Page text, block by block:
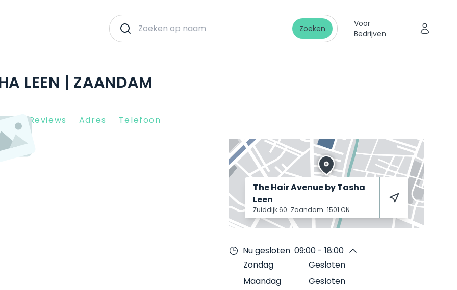
Zoeken
Voor
Bedrijven
LEEN | ZAANDAM
Reviews Adres Telefoon
The Hair Avenue by Tasha
Leen
Zuiddijk 60 Zaandam 1501 CN
Nu gesloten 09:00 - 18:00
Zondag
Gesloten
Maandag
Gesloten